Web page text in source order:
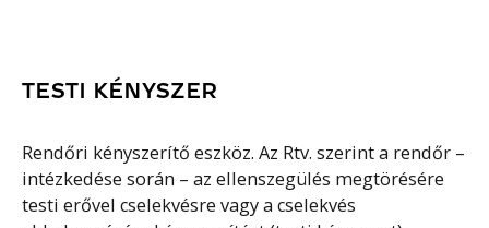
TESTI KÉNYSZER
Rendőri kényszerítő eszköz. Az Rtv. szerint a rendőr –
intézkedése során – az ellenszegülés megtörésére
testi erővel cselekvésre vagy a cselekvés